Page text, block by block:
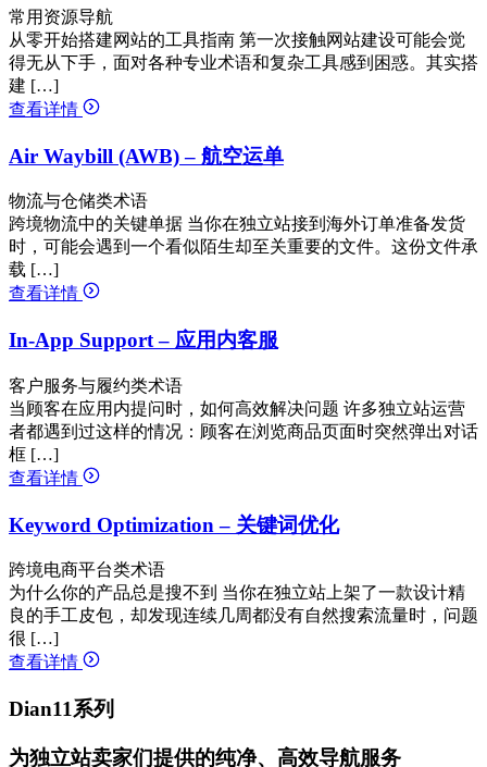
常用资源导航
从零开始搭建网站的工具指南 第一次接触网站建设可能会觉
得无从下手，面对各种专业术语和复杂工具感到困惑。其实搭
建 […]
查看详情
Air Waybill (AWB) – 航空运单
物流与仓储类术语
跨境物流中的关键单据 当你在独立站接到海外订单准备发货
时，可能会遇到一个看似陌生却至关重要的文件。这份文件承
载 […]
查看详情
In-App Support – 应用内客服
客户服务与履约类术语
当顾客在应用内提问时，如何高效解决问题 许多独立站运营
者都遇到过这样的情况：顾客在浏览商品页面时突然弹出对话
框 […]
查看详情
Keyword Optimization – 关键词优化
跨境电商平台类术语
为什么你的产品总是搜不到 当你在独立站上架了一款设计精
良的手工皮包，却发现连续几周都没有自然搜索流量时，问题
很 […]
查看详情
Dian11系列
为独立站卖家们提供的纯净、高效导航服务